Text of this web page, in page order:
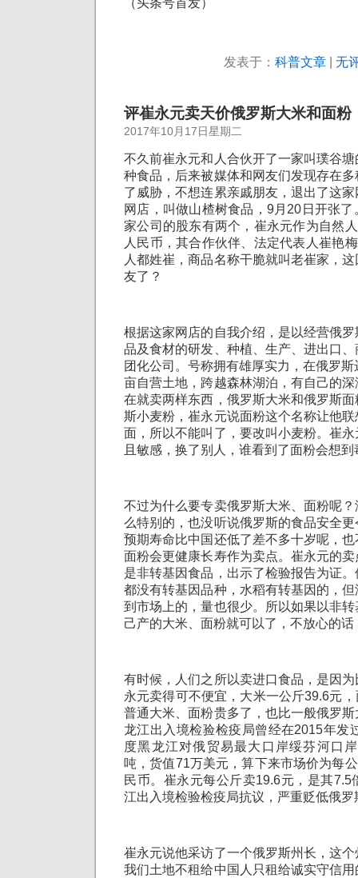
（头条号首发）
发表于： 科普文章| 无
评崔永元卖天价俄罗斯大米和面粉
2017年10月17日星期二
不久前崔永元和人合伙开了一家叫璞谷
种食品，后来被媒体和网友们发现存在
了威胁，不想连累亲戚朋友，退出了这
网店，叫做山楂树食品，9月20日开张
家公司的股东有两个，崔永元作为自然
人民币，其合作伙伴、法定代表人崔艳
人都姓崔，商品名称干脆就叫老崔家，
友了？
根据这家网店的自我介绍，是以经营俄
品及食材的研发、种植、生产、进出口
团化公司。号称拥有雄厚实力，在俄罗
亩自营土地，跨越森林湖泊，有自己的
在就卖两样东西，俄罗斯大米和俄罗斯
斯小麦粉，崔永元说面粉这个名称让他
面，所以不能叫了，要改叫小麦粉。崔
且敏感，换了别人，谁看到了面粉会想到
不过为什么要专卖俄罗斯大米、面粉呢
么特别的，也没听说俄罗斯的食品安全
预期寿命比中国还低了差不多十岁呢，
面粉会更健康长寿作为卖点。崔永元的
是非转基因食品，出示了检验报告为证
都没有转基因品种，水稻有转基因的，
到市场上的，量也很少。所以如果以非
己产的大米、面粉就可以了，不放心的
有时候，人们之所以卖进口食品，是因
永元卖得可不便宜，大米一公斤39.6元
普通大米、面粉贵多了，也比一般俄罗
龙江出入境检验检疫局曾经在2015年发
度黑龙江对俄贸易最大口岸绥芬河口
吨，货值71万美元，算下来市场价为每
民币。崔永元每公斤卖19.6元，是其7.5
江出入境检验检疫局抗议，严重贬低俄
崔永元说他采访了一个俄罗斯州长，这
我们土地不租给中国人只租给诚实守信